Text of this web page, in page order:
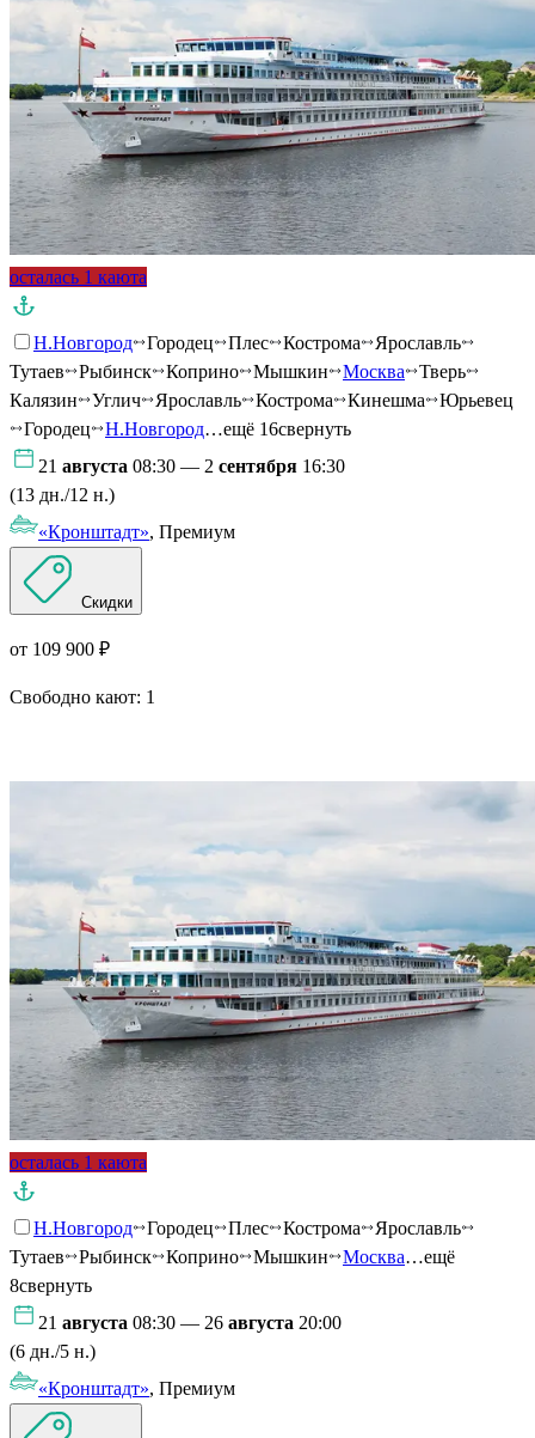
осталась 1 каюта
Н.Новгород Городец Плес Кострома
Ярославль
Тутаев
Рыбинск Коприно Мышкин Москва
Тверь
Калязин
Углич Ярославль Кострома Кинешма
Юрьевец
Городец
Н.Новгород…ещё 16свернуть
21 августа 08:30 — 2 сентября 16:30
(13 дн./12 н.)
«Кронштадт», Премиум
Скидки
от 109 900 ₽
Свободно кают: 1
осталась 1 каюта
Н.Новгород Городец Плес Кострома
Ярославль
Тутаев
Рыбинск Коприно Мышкин Москва…ещё
8свернуть
21 августа 08:30 — 26 августа 20:00
(6 дн./5 н.)
«Кронштадт», Премиум